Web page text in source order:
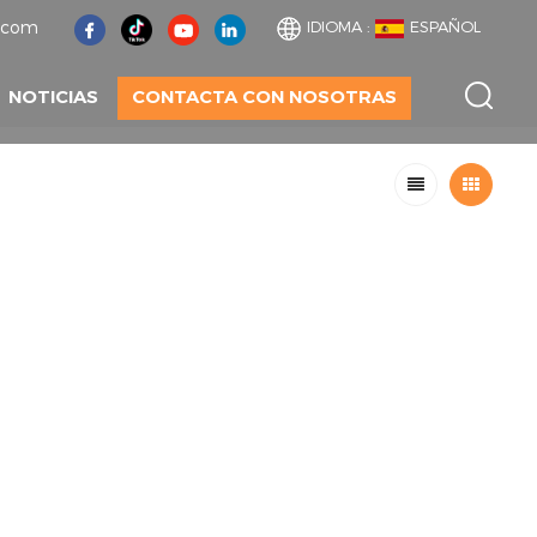
IDIOMA : ESPAÑOL
NOTICIAS CONTACTA CON NOSOTRAS